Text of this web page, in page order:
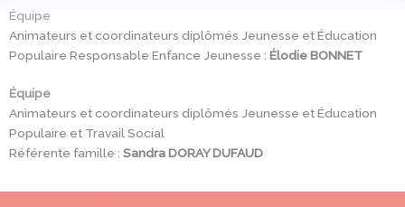
Équipe
Animateurs et coordinateurs diplômés Jeunesse et Éducation
Populaire Responsable Enfance Jeunesse : Élodie BONNET
Équipe
Animateurs et coordinateurs diplômés Jeunesse et Éducation
Populaire et Travail Social
Référente famille : Sandra DORAY DUFAUD